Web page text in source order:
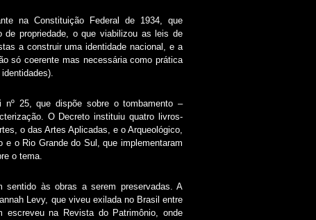
na Constituição Federal de 1934, que
propriedade, o que viabilizou as leis de
a construir uma identidade nacional, e a
só coerente mas necessária como prática
25, que dispõe sobre o tombamento –
O Decreto instituiu quatro livros-
o das Artes Aplicadas, e o Arqueológico,
o Rio Grande do Sul, que implementaram
o tema.
sentido às obras a serem preservadas. A
Levy, que viveu exilada no Brasil entre
escreveu na Revista do Patrimônio, onde